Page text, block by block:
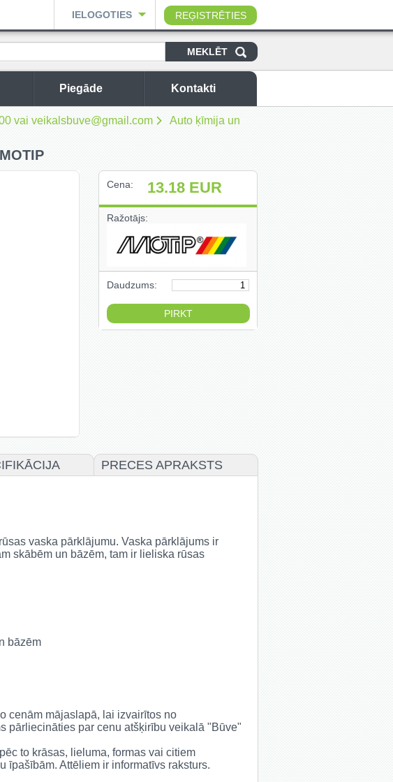
IELOGOTIES REĢISTRĒTIES
Piegāde Kontakti
vai veikalsbuve@gmail.com
Auto ķīmija un
Cena: 13.18 EUR
Ražotājs:
Daudzums:
PRECES APRAKSTS
vaska pārklājumu. Vaska pārklājums ir
skābēm un bāzēm, tam ir lieliska rūsas
bāzēm
cenām mājaslapā, lai izvairītos no
pārliecināties par cenu atšķirību veikalā "Būve"
to krāsas, lieluma, formas vai citiem
īpašībām. Attēliem ir informatīvs raksturs.